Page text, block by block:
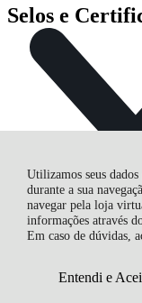
Utilizamos seus
durante a sua
navegar pela loja
informações através
Em caso de dúvidas,
Entendi e
Selos e
CASA DAS
Av. Com. Franco -
das Furadeiras - 2026
R$ 151,42